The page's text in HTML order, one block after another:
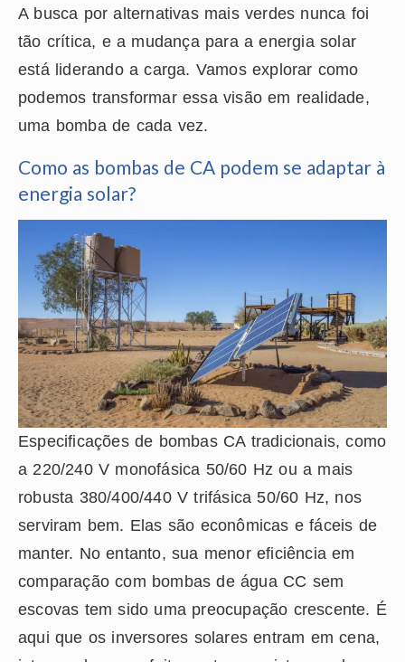
A busca por alternativas mais verdes nunca foi
tão crítica, e a mudança para a energia solar
está liderando a carga. Vamos explorar como
podemos transformar essa visão em realidade,
uma bomba de cada vez.
Como as bombas de CA podem se adaptar à
energia solar?
Especificações de bombas CA tradicionais, como
a 220/240 V monofásica 50/60 Hz ou a mais
robusta 380/400/440 V trifásica 50/60 Hz, nos
serviram bem. Elas são econômicas e fáceis de
manter. No entanto, sua menor eficiência em
comparação com bombas de água CC sem
escovas tem sido uma preocupação crescente. É
aqui que os inversores solares entram em cena,